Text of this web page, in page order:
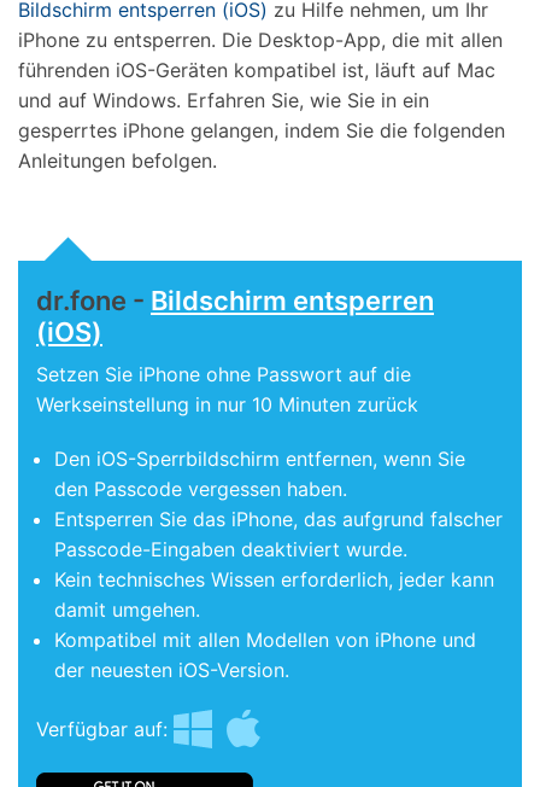
Bildschirm entsperren (iOS) zu Hilfe nehmen, um Ihr
iPhone zu entsperren. Die Desktop-App, die mit allen
führenden iOS-Geräten kompatibel ist, läuft auf Mac
und auf Windows. Erfahren Sie, wie Sie in ein
gesperrtes iPhone gelangen, indem Sie die folgenden
Anleitungen befolgen.
dr.fone - Bildschirm entsperren
(iOS)
Setzen Sie iPhone ohne Passwort auf die
Werkseinstellung in nur 10 Minuten zurück
Den iOS-Sperrbildschirm entfernen, wenn Sie
den Passcode vergessen haben.
Entsperren Sie das iPhone, das aufgrund falscher
Passcode-Eingaben deaktiviert wurde.
Kein technisches Wissen erforderlich, jeder kann
damit umgehen.
Kompatibel mit allen Modellen von iPhone und
der neuesten iOS-Version.
Verfügbar auf: